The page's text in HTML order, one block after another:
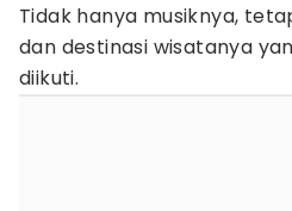
Tidak hanya musiknya,
dan destinasi wisatanya
diikuti.